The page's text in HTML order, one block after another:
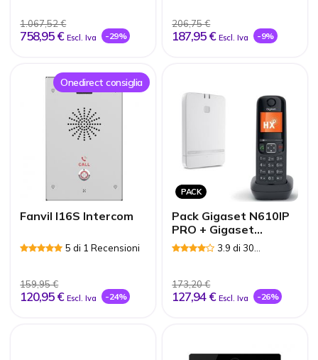
1.067,52 €
758,95 € Escl. Iva -29%
206,75 €
187,95 € Escl. Iva -9%
Onedirect consiglia
Fanvil I16S Intercom
5 di 1 Recensioni
159,95 €
120,95 € Escl. Iva -24%
PACK
Pack Gigaset N610IP
PRO + Gigaset
AS690HX Nero
3.9 di 30
173,20 €
127,94 € Escl. Iva -26%